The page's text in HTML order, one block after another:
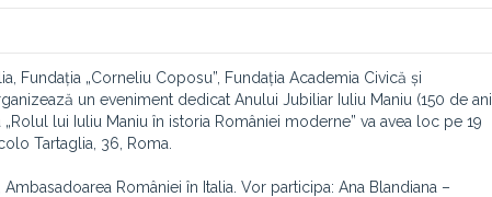
Fundația „Corneliu Coposu”, Fundația Academia Civică și
un eveniment dedicat Anului Jubiliar Iuliu Maniu (150 de ani
lui Iuliu Maniu în istoria României moderne” va avea loc pe 19
Tartaglia, 36, Roma.
României în Italia. Vor participa: Ana Blandiana –